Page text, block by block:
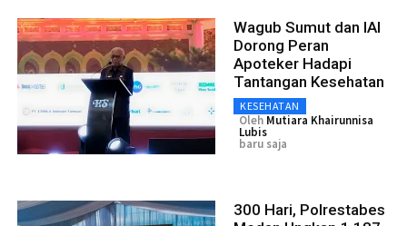
Wagub Sumut dan IAI
Dorong Peran
Apoteker Hadapi
Tantangan Kesehatan
KESEHATAN
Oleh Mutiara Khairunnisa
Lubis
baru saja
300 Hari, Polrestabes